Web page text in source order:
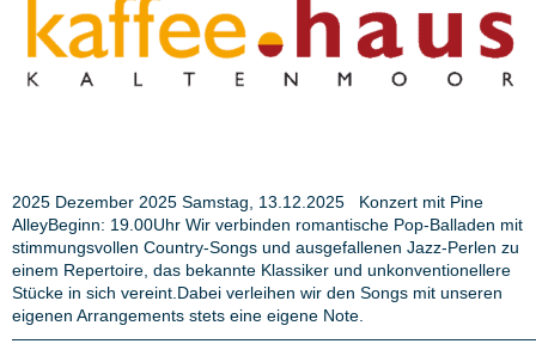
2025 Dezember 2025 Samstag, 13.12.2025 Konzert mit Pine
AlleyBeginn: 19.00Uhr Wir verbinden romantische Pop-Balladen mit
stimmungsvollen Country-Songs und ausgefallenen Jazz-Perlen zu
einem Repertoire, das bekannte Klassiker und unkonventionellere
Stücke in sich vereint.Dabei verleihen wir den Songs mit unseren
eigenen Arrangements stets eine eigene Note.